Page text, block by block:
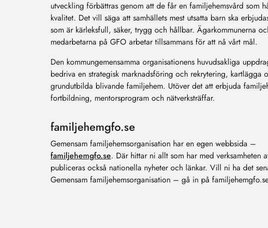
utveckling förbättras genom att de får en familjehemsvård som
kvalitet. Det vill säga att samhällets mest utsatta barn ska
som är kärleksfull, säker, trygg och hållbar. Ägarkommunerna
medarbetarna på GFO arbetar tillsammans för att nå vårt mål.
Den kommungemensamma organisationens huvudsakliga
bedriva en strategisk marknadsföring och rekrytering, kartlägga
grundutbilda blivande familjehem. Utöver det att erbjuda
fortbildning, mentorsprogram och nätverksträffar.
familjehemgfo.se
Gemensam familjehemsorganisation har en egen webbsida –
familjehemgfo.se. Där hittar ni allt som har med verksamheten
publiceras också nationella nyheter och länkar. Vill ni ha det
Gemensam familjehemsorganisation – gå in på